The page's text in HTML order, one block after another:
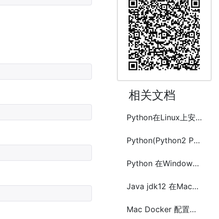
相关文档
Python在Linux上安装配置方法(Python2和Python3)
Python(Python2 Python3)读写配置文件(ConfigParser)方法
Python 在Windows、Mac和Linux上安装pip的方法
Java jdk12 在Mac上的安装和配置及多JDK版本切换
Mac Docker 配置阿里云镜像加速的方法